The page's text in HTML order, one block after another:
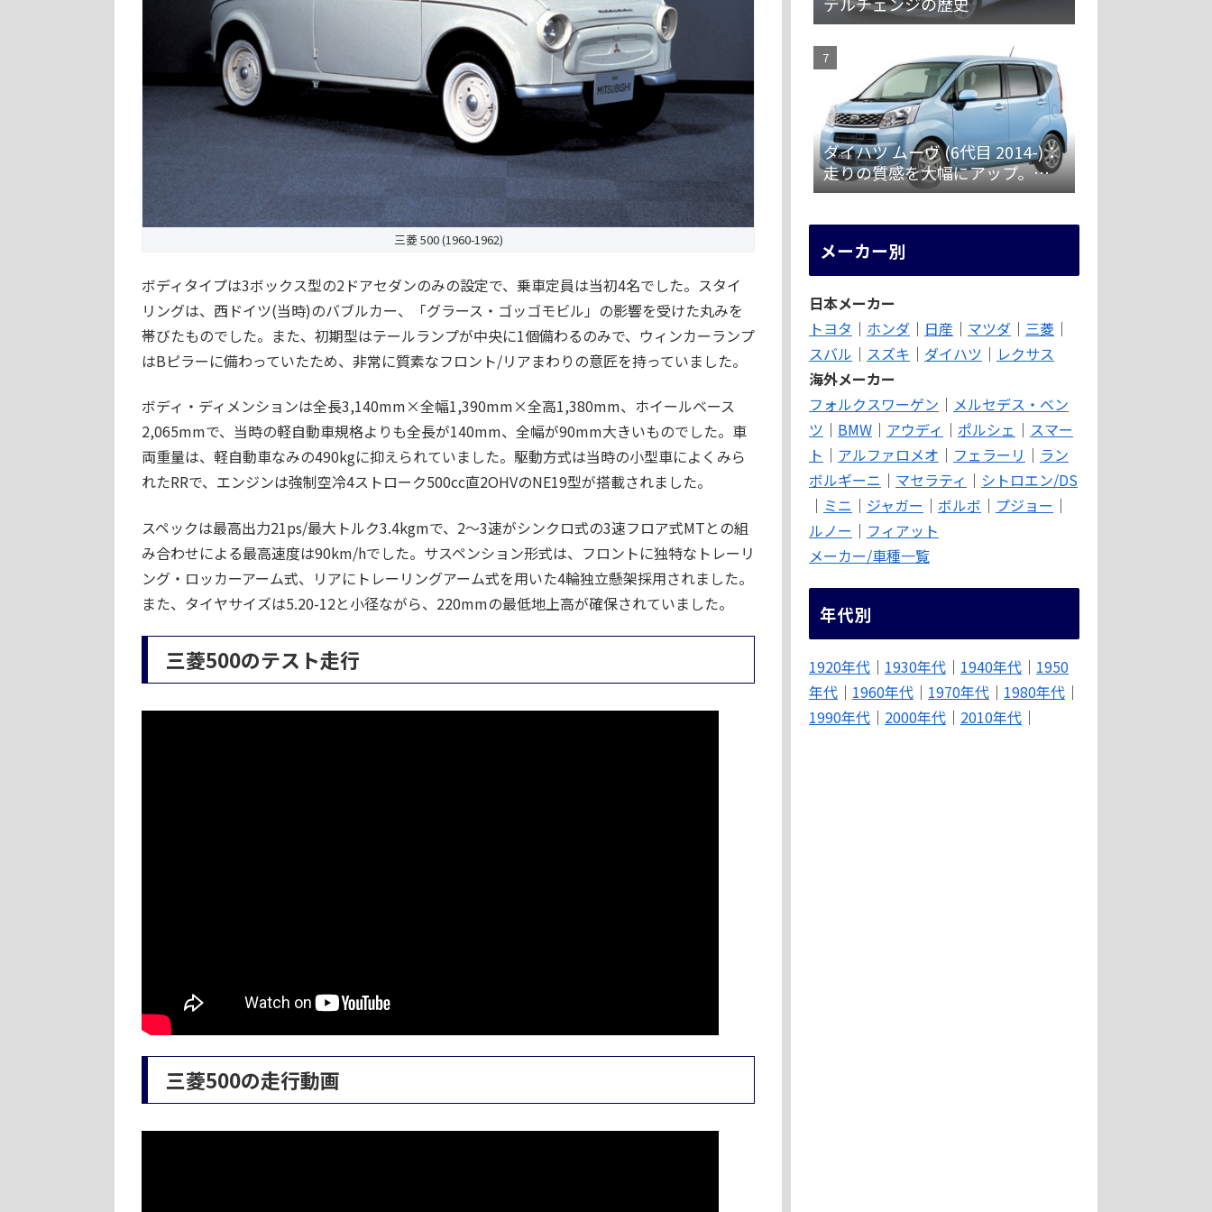
三菱 500 (1960-1962)
ボディタイプは3ボックス型の2ドアセダンのみの設定で、乗車定員は当初4名でした。スタイ
リングは、西ドイツ(当時)のバブルカー、「グラース・ゴッゴモビル」の影響を受けた丸みを
帯びたものでした。また、初期型はテールランプが中央に1個備わるのみで、ウィンカーランプ
はBピラーに備わっていたため、非常に質素なフロント/リアまわりの意匠を持っていました。
ボディ・ディメンションは全長3,140mm×全幅1,390mm×全高1,380mm、ホイールベース
2,065mmで、当時の軽自動車規格よりも全長が140mm、全幅が90mm大きいものでした。車
両重量は、軽自動車なみの490kgに抑えられていました。駆動方式は当時の小型車によくみら
れたRRで、エンジンは強制空冷4ストローク500cc直2OHVのNE19型が搭載されました。
スペックは最高出力21ps/最大トルク3.4kgmで、2～3速がシンクロ式の3速フロア式MTとの組
み合わせによる最高速度は90km/hでした。サスペンション形式は、フロントに独特なトレーリ
ング・ロッカーアーム式、リアにトレーリングアーム式を用いた4輪独立懸架採用されました。
また、タイヤサイズは5.20-12と小径ながら、220mmの最低地上高が確保されていました。
三菱500のテスト走行
三菱500の走行動画
ダイハツ ムーヴ (6代目 2014-)：
走りの質感を大幅にアップ。安
全装備を強化 [LA150/160S]
メーカー別
日本メーカー
トヨタ ｜ ホンダ ｜ 日産 ｜ マツダ ｜ 三菱 ｜
スバル ｜ スズキ ｜ ダイハツ ｜ レクサス
海外メーカー
フォルクスワーゲン ｜ メルセデス・ベン
ツ ｜ BMW ｜ アウディ ｜ ポルシェ ｜ スマー
ト ｜ アルファロメオ ｜ フェラーリ ｜ ラン
ボルギーニ ｜ マセラティ ｜ シトロエン/DS
｜ ミニ ｜ ジャガー ｜ ボルボ ｜ プジョー ｜
ルノー ｜ フィアット
メーカー/車種一覧
年代別
1920年代 ｜ 1930年代 ｜ 1940年代 ｜ 1950
年代 ｜ 1960年代 ｜ 1970年代 ｜ 1980年代 ｜
1990年代 ｜ 2000年代 ｜ 2010年代 ｜